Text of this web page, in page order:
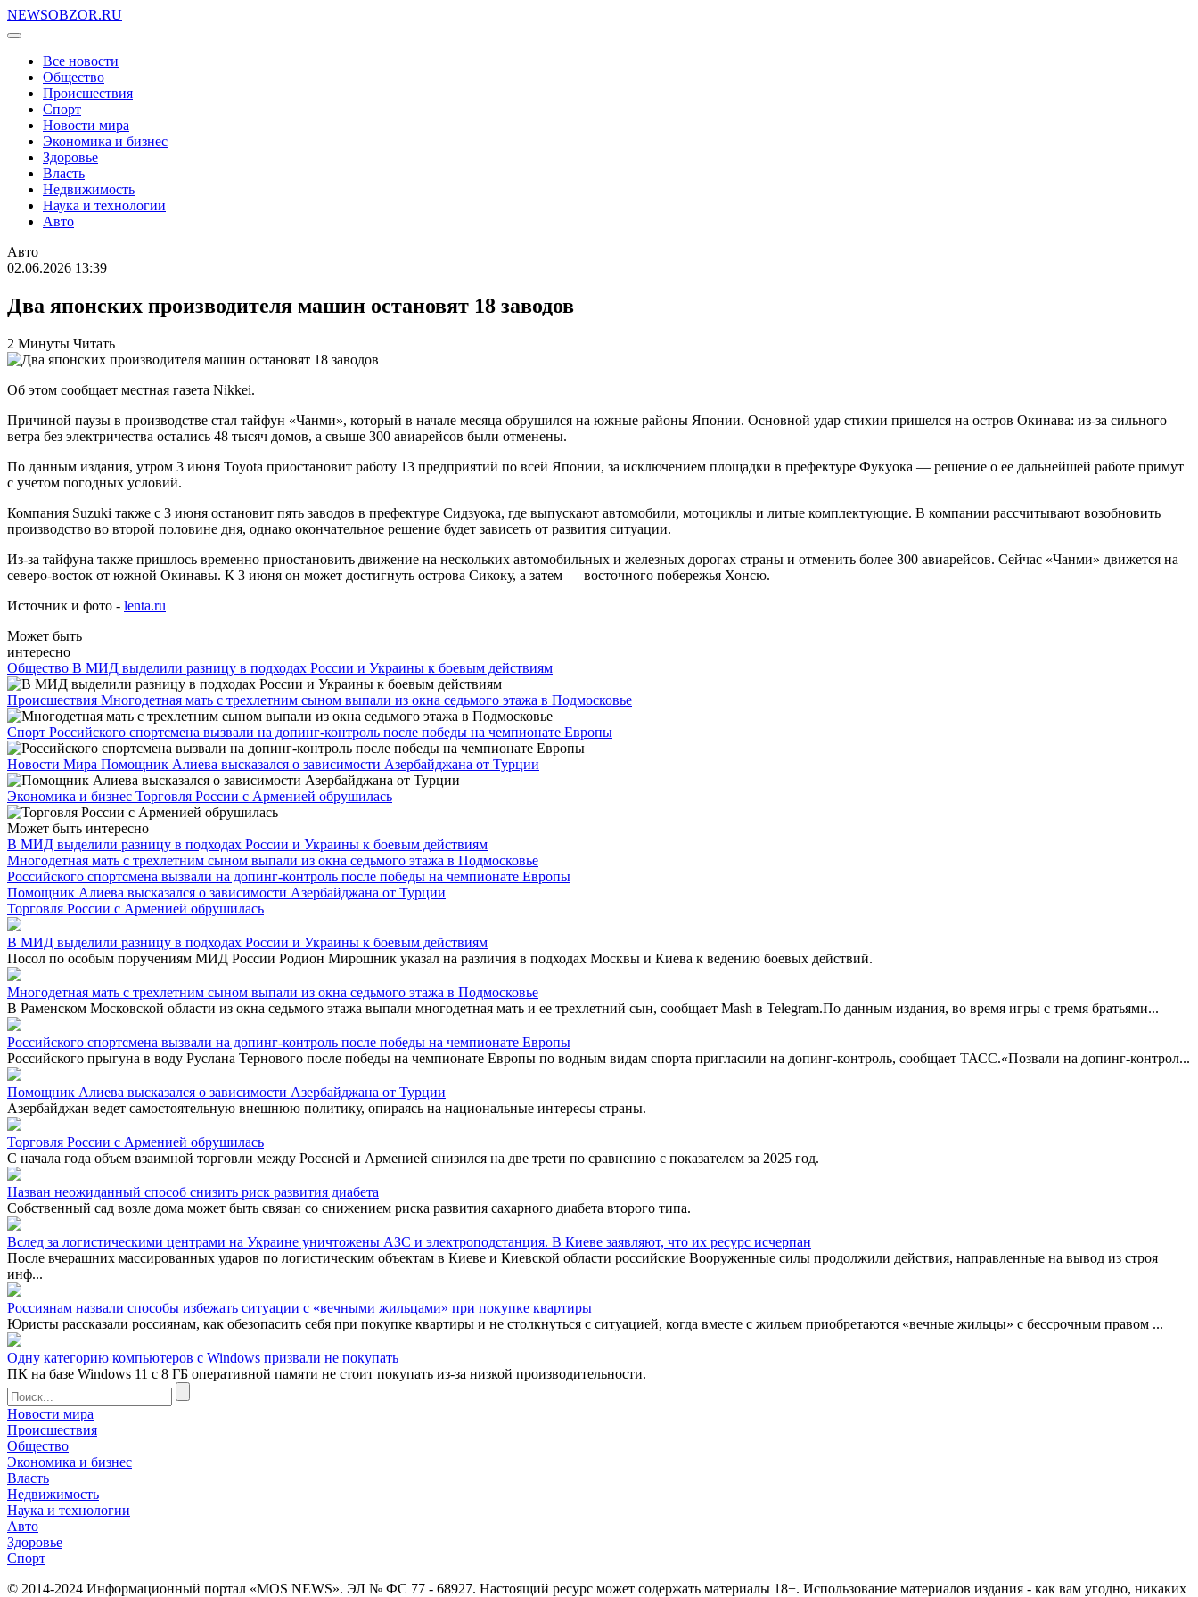
NEWSOBZOR.RU
Все новости
Общество
Происшествия
Спорт
Новости мира
Экономика и бизнес
Здоровье
Власть
Недвижимость
Наука и технологии
Авто
Авто
02.06.2026 13:39
Два японских производителя машин остановят 18 заводов
2 Минуты Читать
Об этом сообщает местная газета Nikkei.
Причиной паузы в производстве стал тайфун «Чанми», который в начале месяца обрушился на южные районы Японии. Основной удар стихии пришелся на остров Окинава: из-за сильного
ветра без электричества остались 48 тысяч домов, а свыше 300 авиарейсов были отменены.
По данным издания, утром 3 июня Toyota приостановит работу 13 предприятий по всей Японии, за исключением площадки в префектуре Фукуока — решение о ее дальнейшей работе примут
с учетом погодных условий.
Компания Suzuki также с 3 июня остановит пять заводов в префектуре Сидзуока, где выпускают автомобили, мотоциклы и литые комплектующие. В компании рассчитывают возобновить
производство во второй половине дня, однако окончательное решение будет зависеть от развития ситуации.
Из-за тайфуна также пришлось временно приостановить движение на нескольких автомобильных и железных дорогах страны и отменить более 300 авиарейсов. Сейчас «Чанми» движется на
северо-восток от южной Окинавы. К 3 июня он может достигнуть острова Сикоку, а затем — восточного побережья Хонсю.
Источник и фото - lenta.ru
Может быть
интересно
Общество В МИД выделили разницу в подходах России и Украины к боевым действиям
Происшествия Многодетная мать с трехлетним сыном выпали из окна седьмого этажа в Подмосковье
Спорт Российского спортсмена вызвали на допинг-контроль после победы на чемпионате Европы
Новости Мира Помощник Алиева высказался о зависимости Азербайджана от Турции
Экономика и бизнес Торговля России с Арменией обрушилась
Может быть интересно
В МИД выделили разницу в подходах России и Украины к боевым действиям
Многодетная мать с трехлетним сыном выпали из окна седьмого этажа в Подмосковье
Российского спортсмена вызвали на допинг-контроль после победы на чемпионате Европы
Помощник Алиева высказался о зависимости Азербайджана от Турции
Торговля России с Арменией обрушилась
В МИД выделили разницу в подходах России и Украины к боевым действиям
Посол по особым поручениям МИД России Родион Мирошник указал на различия в подходах Москвы и Киева к ведению боевых действий.
Многодетная мать с трехлетним сыном выпали из окна седьмого этажа в Подмосковье
В Раменском Московской области из окна седьмого этажа выпали многодетная мать и ее трехлетний сын, сообщает Mash в Telegram.По данным издания, во время игры с тремя братьями...
Российского спортсмена вызвали на допинг-контроль после победы на чемпионате Европы
Российского прыгуна в воду Руслана Тернового после победы на чемпионате Европы по водным видам спорта пригласили на допинг-контроль, сообщает ТАСС.«Позвали на допинг-контрол...
Помощник Алиева высказался о зависимости Азербайджана от Турции
Азербайджан ведет самостоятельную внешнюю политику, опираясь на национальные интересы страны.
Торговля России с Арменией обрушилась
С начала года объем взаимной торговли между Россией и Арменией снизился на две трети по сравнению с показателем за 2025 год.
Назван неожиданный способ снизить риск развития диабета
Собственный сад возле дома может быть связан со снижением риска развития сахарного диабета второго типа.
Вслед за логистическими центрами на Украине уничтожены АЗС и электроподстанция. В Киеве заявляют, что их ресурс исчерпан
После вчерашних массированных ударов по логистическим объектам в Киеве и Киевской области российские Вооруженные силы продолжили действия, направленные на вывод из строя
инф...
Россиянам назвали способы избежать ситуации с «вечными жильцами» при покупке квартиры
Юристы рассказали россиянам, как обезопасить себя при покупке квартиры и не столкнуться с ситуацией, когда вместе с жильем приобретаются «вечные жильцы» с бессрочным правом ...
Одну категорию компьютеров с Windows призвали не покупать
ПК на базе Windows 11 с 8 ГБ оперативной памяти не стоит покупать из-за низкой производительности.
Новости мира
Происшествия
Общество
Экономика и бизнес
Власть
Недвижимость
Наука и технологии
Авто
Здоровье
Спорт
© 2014-2024 Информационный портал «MOS NEWS». ЭЛ № ФС 77 - 68927. Настоящий ресурс может содержать материалы 18+. Использование материалов издания - как вам угодно, никаких